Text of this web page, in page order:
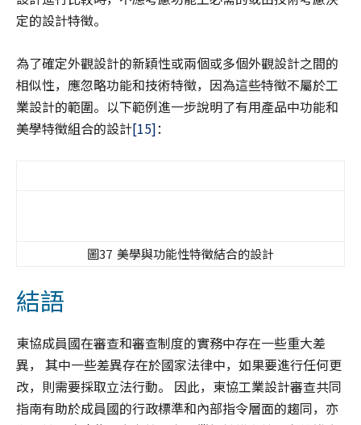
定的設計特徵。
為了確定外觀設計的新穎性或兩個或多個外觀設計之間的
相似性，應忽略功能和技術特徵，因為這些特徵不屬於工
業設計的範圍。以下範例進一步說明了有用產品中功能和
美學特徵組合的設計[15]：
圖37 美學與功能性特徵結合的設計
結語
東協成員國在審查和審查制度的實務中存在一些重大差
異， 其中一些差異存在於國家法律中，如果要進行任何更
改，則需要採取立法行動。 因此，東協工業設計審查共同
指南有助於成員國的行政標準和內部指令層面的趨同，亦